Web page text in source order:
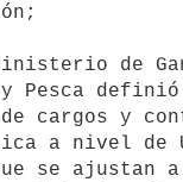
de
Pesca definió
cargos y
a nivel de
se ajustan